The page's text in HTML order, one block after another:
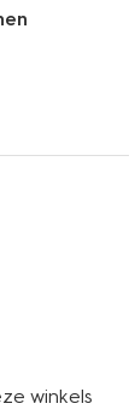
winkels